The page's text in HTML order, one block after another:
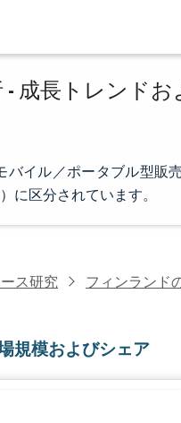
成長トレンドお
バイル／ポータブル型販
に区分されています。
ス研究 フィンランド
規模およびシェア